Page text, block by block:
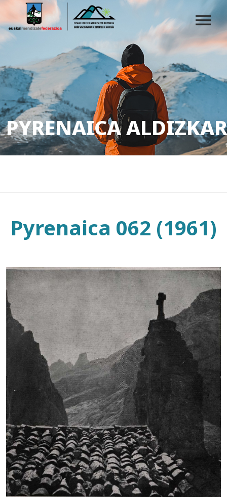
PYRENAICA
Pyrenaica 062 (1961)